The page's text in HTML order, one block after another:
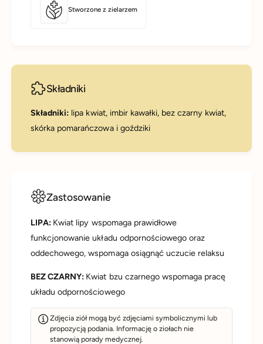
Stworzone z zielarzem
Składniki
Składniki: lipa kwiat, imbir kawałki, bez czarny kwiat,
skórka pomarańczowa i goździki
Zastosowanie
LIPA: Kwiat lipy wspomaga prawidłowe
funkcjonowanie układu odpornościowego oraz
oddechowego, wspomaga osiągnąć uczucie relaksu
BEZ CZARNY: Kwiat bzu czarnego wspomaga pracę
układu odpornościowego
Zdjęcia ziół mogą być zdjęciami symbolicznymi lub
propozycją podania. Informację o ziołach nie
stanowią porady medycznej.